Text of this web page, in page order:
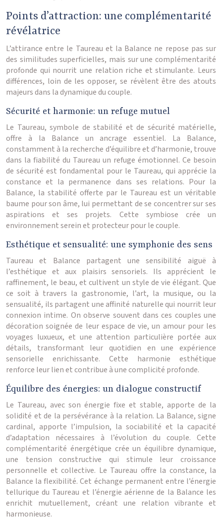
Points d’attraction: une complémentarité
révélatrice
L’attirance entre le Taureau et la Balance ne repose pas sur
des similitudes superficielles, mais sur une complémentarité
profonde qui nourrit une relation riche et stimulante. Leurs
différences, loin de les opposer, se révèlent être des atouts
majeurs dans la dynamique du couple.
Sécurité et harmonie: un refuge mutuel
Le Taureau, symbole de stabilité et de sécurité matérielle,
offre à la Balance un ancrage essentiel. La Balance,
constamment à la recherche d’équilibre et d’harmonie, trouve
dans la fiabilité du Taureau un refuge émotionnel. Ce besoin
de sécurité est fondamental pour le Taureau, qui apprécie la
constance et la permanence dans ses relations. Pour la
Balance, la stabilité offerte par le Taureau est un véritable
baume pour son âme, lui permettant de se concentrer sur ses
aspirations et ses projets. Cette symbiose crée un
environnement serein et protecteur pour le couple.
Esthétique et sensualité: une symphonie des sens
Taureau et Balance partagent une sensibilité aiguë à
l’esthétique et aux plaisirs sensoriels. Ils apprécient le
raffinement, le beau, et cultivent un style de vie élégant. Que
ce soit à travers la gastronomie, l’art, la musique, ou la
sensualité, ils partagent une affinité naturelle qui nourrit leur
connexion intime. On observe souvent dans ces couples une
décoration soignée de leur espace de vie, un amour pour les
voyages luxueux, et une attention particulière portée aux
détails, transformant leur quotidien en une expérience
sensorielle enrichissante. Cette harmonie esthétique
renforce leur lien et contribue à une complicité profonde.
Équilibre des énergies: un dialogue constructif
Le Taureau, avec son énergie fixe et stable, apporte de la
solidité et de la persévérance à la relation. La Balance, signe
cardinal, apporte l’impulsion, la sociabilité et la capacité
d’adaptation nécessaires à l’évolution du couple. Cette
complémentarité énergétique crée un équilibre dynamique,
une tension constructive qui stimule leur croissance
personnelle et collective. Le Taureau offre la constance, la
Balance la flexibilité. Cet échange permanent entre l’énergie
tellurique du Taureau et l’énergie aérienne de la Balance les
enrichit mutuellement, créant une relation vibrante et
harmonieuse.